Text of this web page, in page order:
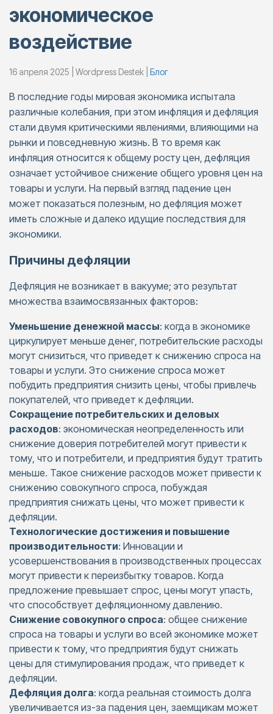
экономическое
воздействие
16 апреля 2025 | Wordpress Destek | Блог
В последние годы мировая экономика испытала
различные колебания, при этом инфляция и дефляция
стали двумя критическими явлениями, влияющими на
рынки и повседневную жизнь. В то время как
инфляция относится к общему росту цен, дефляция
означает устойчивое снижение общего уровня цен на
товары и услуги. На первый взгляд падение цен
может показаться полезным, но дефляция может
иметь сложные и далеко идущие последствия для
экономики.​
Причины дефляции
Дефляция не возникает в вакууме; это результат
множества взаимосвязанных факторов:
Уменьшение денежной массы: когда в экономике
циркулирует меньше денег, потребительские расходы
могут снизиться, что приведет к снижению спроса на
товары и услуги. Это снижение спроса может
побудить предприятия снизить цены, чтобы привлечь
покупателей, что приведет к дефляции.​
Сокращение потребительских и деловых
расходов: экономическая неопределенность или
снижение доверия потребителей могут привести к
тому, что и потребители, и предприятия будут тратить
меньше. Такое снижение расходов может привести к
снижению совокупного спроса, побуждая
предприятия снижать цены, что может привести к
дефляции.​
Технологические достижения и повышение
производительности: Инновации и
усовершенствования в производственных процессах
могут привести к переизбытку товаров. Когда
предложение превышает спрос, цены могут упасть,
что способствует дефляционному давлению.​
Снижение совокупного спроса: общее снижение
спроса на товары и услуги во всей экономике может
привести к тому, что предприятия будут снижать
цены для стимулирования продаж, что приведет к
дефляции.​
Дефляция долга: когда реальная стоимость долга
увеличивается из-за падения цен, заемщикам может